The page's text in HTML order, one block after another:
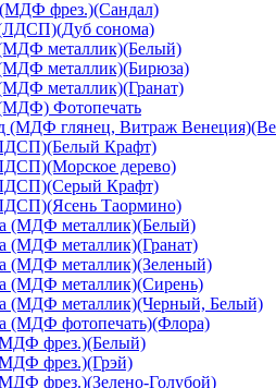
фрез.)(Сандал)
сонома)
металлик)(Белый)
металлик)(Бирюза)
металлик)(Гранат)
Фотопечать
(МДФ глянец, Витраж
Крафт)
дерево)
Крафт)
Таормино)
(МДФ металлик)(Белый)
(МДФ металлик)(Гранат)
(МДФ металлик)(Зеленый)
(МДФ металлик)(Сирень)
(МДФ металлик)(Черный, Белый)
(МДФ фотопечать)(Флора)
фрез.)(Белый)
фрез.)(Грэй)
фрез.)(Зелено-Голубой)